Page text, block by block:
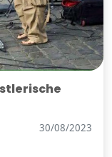
30/08/2023